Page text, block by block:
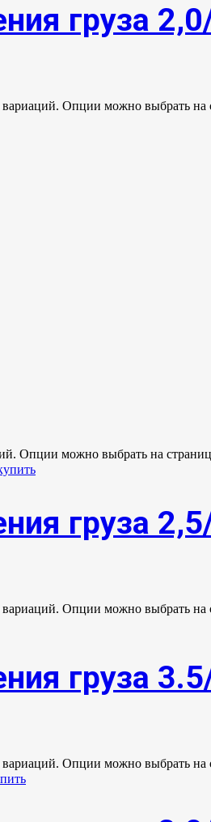
груза
вариаций. Опции можно выбрать на
Опции можно выбрать на
груза
вариаций. Опции можно выбрать на
груза
вариаций. Опции можно выбрать на